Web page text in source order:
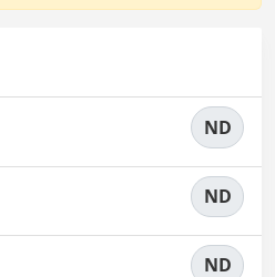
ND
ND
ND